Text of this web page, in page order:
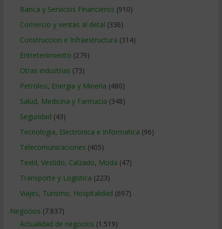
Banca y Servicios Financieros (910)
Comercio y ventas al detal (336)
Construccion e Infraestructura (314)
Entretenimiento (279)
Otras industrias (73)
Petroleo, Energia y Mineria (480)
Salud, Medicina y Farmacia (348)
Seguridad (43)
Tecnologia, Electronica e Informatica (96)
Telecomunicaciones (405)
Textil, Vestido, Calzado, Moda (47)
Transporte y Logistica (223)
Viajes, Turismo, Hospitalidad (697)
Negocios (7.837)
Actualidad de negocios (1.519)